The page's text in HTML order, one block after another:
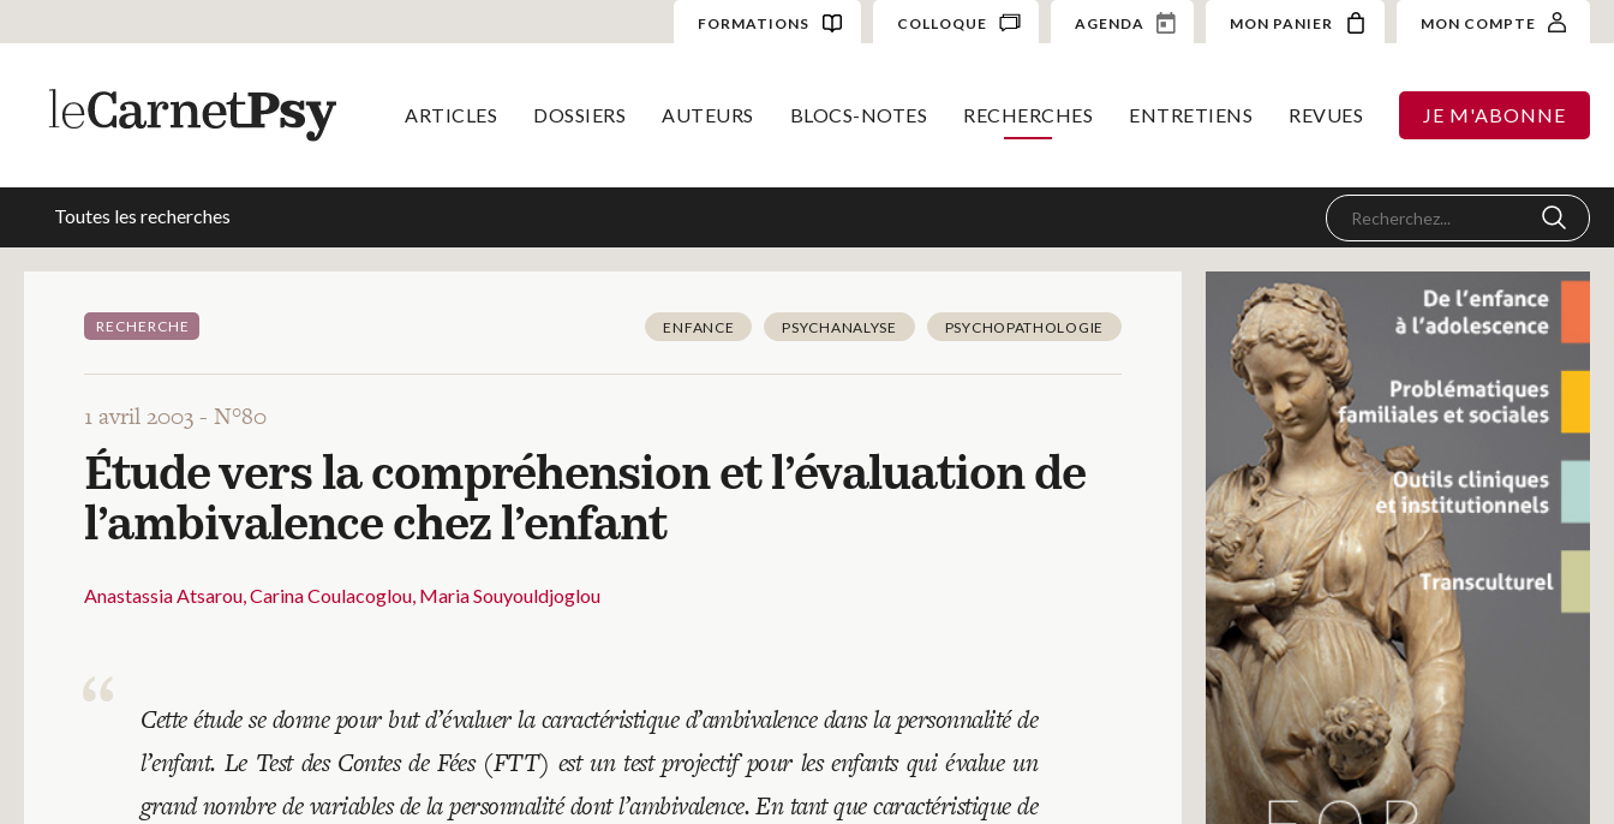
FORMATIONS COLLOQUE AGENDA MON PANIER MON COMPTE
ARTICLES DOSSIERS AUTEURS BLOCS-NOTES RECHERCHES ENTRETIENS REVUES JE M'ABONNE
Toutes les recherches
RECHERCHE ENFANCE PSYCHANALYSE PSYCHOPATHOLOGIE
1 avril 2003 - N°80
Étude vers la compréhension et l’évaluation de
l’ambivalence chez l’enfant
Anastassia Atsarou Carina Coulacoglou Maria Souyouldjoglou
Cette étude se donne pour but d’évaluer la caractéristique d’ambivalence dans la personnalité de
l’enfant. Le Test des Contes de Fées (FTT) est un test projectif pour les enfants qui évalue un
grand nombre de variables de la personnalité dont l’ambivalence. En tant que caractéristique de